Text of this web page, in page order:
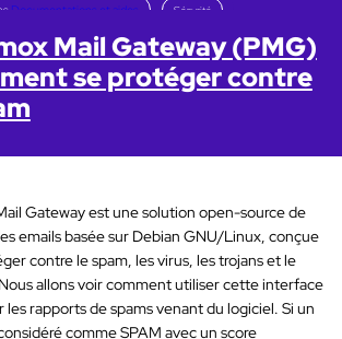
Documentations et aides Sécurité
Mail Gateway (PMG)
se protéger contre
Gateway est une solution open-source de
emails basée sur Debian GNU/Linux, conçue
contre le spam, les virus, les trojans et le
allons voir comment utiliser cette interface
les rapports de spams venant du logiciel. Si un
comme SPAM avec un score